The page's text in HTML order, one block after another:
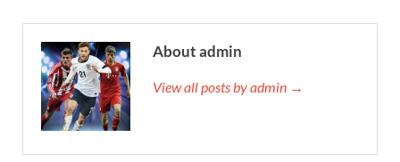
About admin
View all posts by admin →